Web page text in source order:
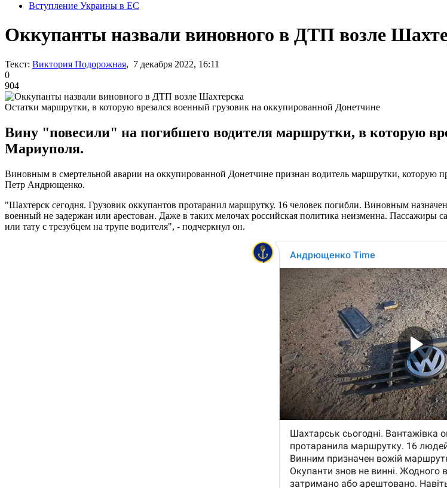
Вступление Украины в ЕС
Оккупанты назвали виновного в ДТП возле
Текст: Виктория Подорожная, 7 декабря 2022, 16:11
0
904
Остатки маршрутки, в которую врезался военный грузовик на оккупированной Донетчине
Вину "повесили" на погибшего водителя маршрутки, в которую
Мариуполя.
Виновным в смертельной аварии на оккупированной Донетчине признан водитель маршрутки, которую
Петр Андрющенко.
"Шахтерск сегодня. Грузовик оккупантов протаранил маршрутку. 16 человек погибли. Виновным
военный не задержан или арестован. Даже в таких мелочах российская политика неизменна.
или тату с трезубцем на трупе водителя", - подчеркнул он.